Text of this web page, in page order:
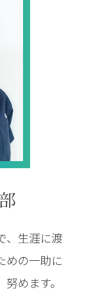
、生涯に渡
めの一助に
めます。